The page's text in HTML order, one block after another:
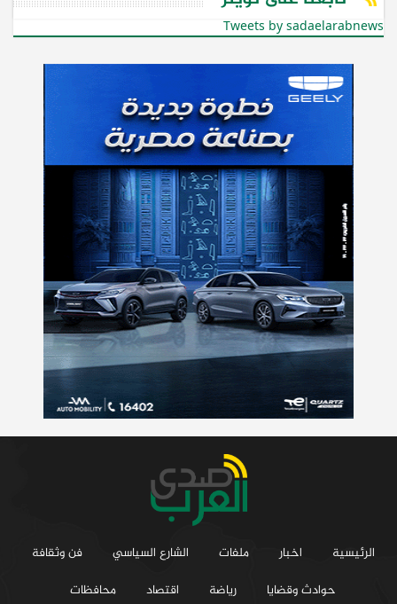
Tweets by sadaelarabnews
الرئيسية اخبار ملفات الشارع السياسي
فن وثقافة
حوادث وقضايا
رياضة اقتصاد
محافظات